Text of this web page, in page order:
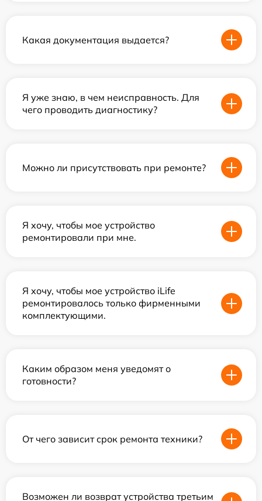
Какая документация выдается?
Я уже знаю, в чем неисправность. Для
чего проводить диагностику?
Можно ли присутствовать при ремонте?
Я хочу, чтобы мое устройство
ремонтировали при мне.
Я хочу, чтобы мое устройство iLife
ремонтировалось только фирменными
комплектующими.
Каким образом меня уведомят о
готовности?
От чего зависит срок ремонта техники?
Возможен ли возврат устройства третьим